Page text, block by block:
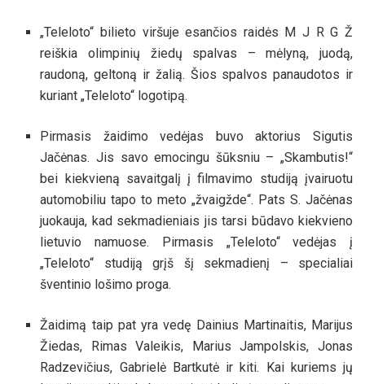
„Teleloto“ bilieto viršuje esančios raidės M J R G Ž
reiškia olimpinių žiedų spalvas – mėlyną, juodą,
raudoną, geltoną ir žalią. Šios spalvos panaudotos ir
kuriant „Teleloto“ logotipą.
Pirmasis žaidimo vedėjas buvo aktorius Sigutis
Jačėnas. Jis savo emocingu šūksniu – „Skambutis!“
bei kiekvieną savaitgalį į filmavimo studiją įvairuotu
automobiliu tapo to meto „žvaigžde“. Pats S. Jačėnas
juokauja, kad sekmadieniais jis tarsi būdavo kiekvieno
lietuvio namuose. Pirmasis „Teleloto“ vedėjas į
„Teleloto“ studiją grįš šį sekmadienį – specialiai
šventinio lošimo proga.
Žaidimą taip pat yra vedę Dainius Martinaitis, Marijus
Žiedas, Rimas Valeikis, Marius Jampolskis, Jonas
Radzevičius, Gabrielė Bartkutė ir kiti. Kai kuriems jų